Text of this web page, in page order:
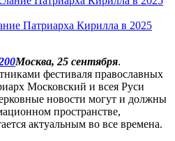
Патриарха Кирилла в 2025
Москва, 25 сентября.
фестиваля православных
Московский и всея Руси
новости могут и должны
пространстве,
актуальным во все времена.